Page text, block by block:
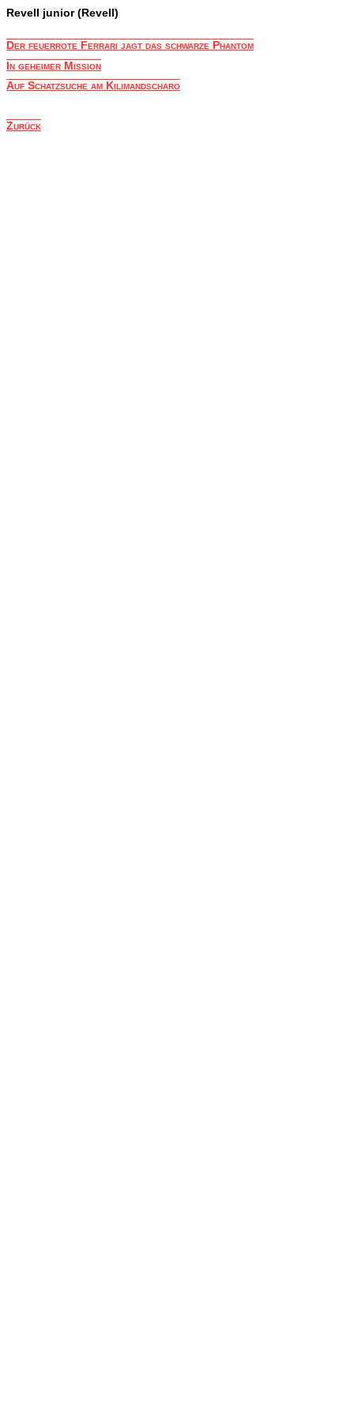
Revell junior (Revell)
Der feuerrote Ferrari jagt das schwarze Phantom
In geheimer Mission
Auf Schatzsuche am Kilimandscharo
Zurück